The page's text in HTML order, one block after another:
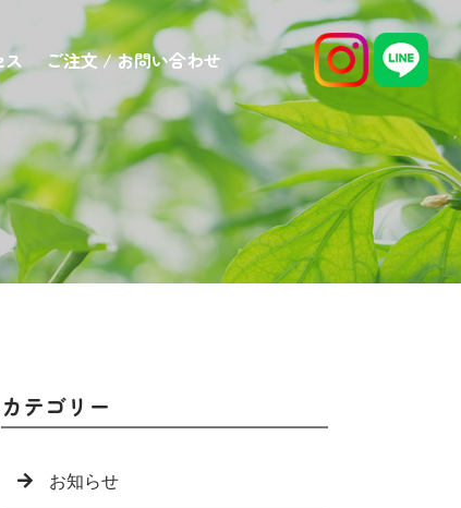
ご注文 / お問い合わせ
カテゴリー
お知らせ